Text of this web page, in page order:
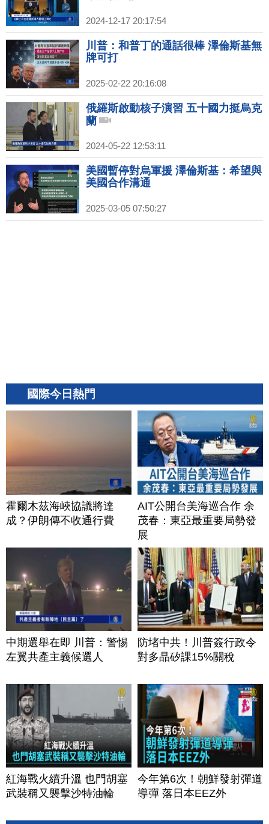
2024-12-17 20:17:54
川普：和普丁的通話很棒 澤倫斯基無
牌可打
2025-02-22 20:16:08
俄羅斯啟動核子演習 五十國力挺烏克
蘭
2024-05-22 12:53:11
美國暫停對烏軍援 澤倫斯基：希望與
美國合作溝通
2025-03-05 07:50:27
國際今日熱門
霍爾木茲海峽協議將達
成？伊朗傳不收通行費
AIT公開台美海巡合作 余
茂春：東亞最重要局勢發
展
中期選舉在即 川普：警惕
左翼共產主義候選人
防堵中共！川普簽行政令
對多晶矽課15%關稅
紅海戰火續升溫 也門胡塞
武裝稱又襲擊沙特油輪
今年第6次！朝鮮發射彈道
導彈 落日本EEZ外